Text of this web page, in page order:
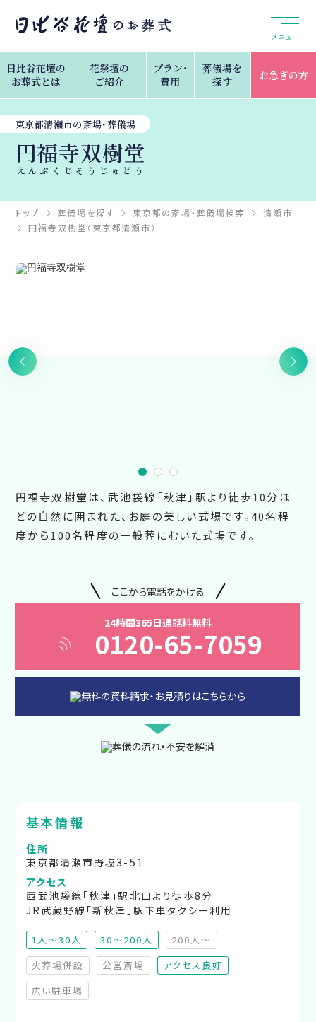
メニュー
日比谷花壇の
お葬式とは
花祭壇の
ご紹介
プラン・
費用
葬儀場を
探す
お急ぎの方
東京都清瀬市の斎場・葬儀場
円福寺双樹堂
えんぷくじそうじゅどう
トップ 葬儀場を探す 東京都の斎場・葬儀場検索
清瀬市
円福寺双樹堂（東京都清瀬市）
円福寺双樹堂は、武池袋線「秋津」駅より徒歩10分ほ
どの自然に囲まれた、お庭の美しい式場です。40名程
度から100名程度の一般葬にむいた式場です。
ここから電話をかける
24時間365日通話料無料
0120-65-7059
基本情報
住所
東京都清瀬市野塩3-51
アクセス
西武池袋線「秋津」駅北口より徒歩8分
JR武蔵野線「新秋津」駅下車タクシー利用
1人～30人 30～200人 200人～
（非推奨）
火葬場併設
（非対応）
公営斎場
（非対応）
アクセス良好
広い駐車場
（非対応）